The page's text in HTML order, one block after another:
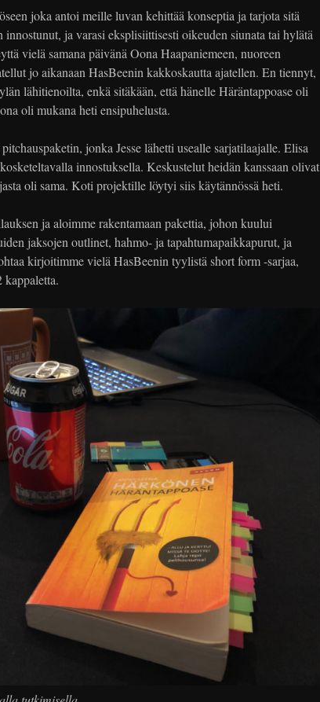
joka antoi meille luvan kehittää konseptia ja tarjota sitä
ja varasi eksplisiittisesti oikeuden siunata tai hylätä
vielä samana päivänä Oona Haapaniemeen, nuoreen
jo aikanaan HasBeenin kakkoskautta ajatellen. En tiennyt,
lähitienoilta, enkä sitäkään, että hänelle Häräntappoase oli
oli mukana heti ensipuhelusta.
jonka Jesse lähetti usealle sarjatilaajalle. Elisa
innostuksella. Keskustelut heidän kanssaan olivat
oli sama. Koti projektille löytyi siis käytännössä heti.
ja aloimme rakentamaan pakettia, johon kuului
jaksojen outlinet, hahmo- ja tapahtumapaikkapurut, ja
kirjoitimme vielä HasBeenin tyylistä short form -sarjaa,